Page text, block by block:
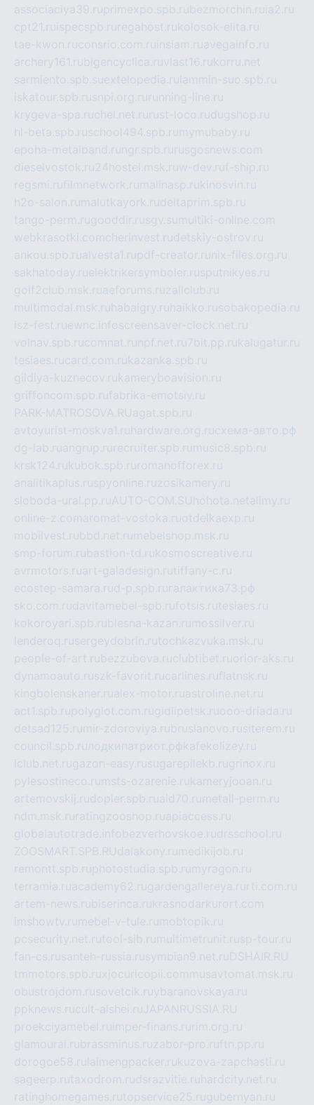
associaciya39.ruprimexpo.spb.rubezmorchin.ru ia2.ru
cpt21.ru ispecspb.ru regahost.rukolosok-elita.ru
tae-kwon.ruconsrio.com.ru insiam.ruavegainfo.ru
archery161.rubigencyclica.ruvlast16.rukorru.net
sarmiento.spb.suextelopedia.ru lammin-suo.spb.ru
iskatour.spb.rusnpi.org.ru running-line.ru
krygeva-spa.ruchel.net.ru rust-loco.rudugshop.ru
hl-beta.spb.ruschool494.spb.ru mymubaby.ru
epoha-metalband.ru ngr.spb.ru rusgosnews.com
dieselvostok.ru24hostel.msk.ruw-dev.ruf-ship.ru
regsmi.rufilmnetwork.ru malinasp.rukinosvin.ru
h2o-salon.ru malutkayork.rudeltaprim.spb.ru
tango-perm.rugooddir.rusgv.su multiki-online.com
webkrasotki.comcherinvest.rudetskiy-ostrov.ru
ankou.spb.rualvesta1.rupdf-creator.ru nix-files.org.ru
sakhatoday.ruelektrikersymboler.rusputnikyes.ru
golf2club.msk.ruaeforums.ruzallclub.ru
multimodal.msk.ru habaigry.ru haikko.rusobakopedia.ru
isz-fest.ruewnc.infoscreensaver-clock.net.ru
volnav.spb.rucomnat.ru npf.net.ru7bit.pp.rukalugatur.ru
tesiaes.rucard.com.rukazanka.spb.ru
gildiya-kuznecov.rukameryboavision.ru
griffoncom.spb.rufabrika-emotsiy.ru
PARK-MATROSOVA.RUagat.spb.ru
avtoyurist-moskva1.ru hardware.org.ruсхема-авто.рф
dg-lab.ruangrup.ru recruiter.spb.ru music8.spb.ru
krsk124.rukubok.spb.ru romanofforex.ru
analitikaplus.ruspyonline.ruzosikamery.ru
sloboda-ural.pp.ruAUTO-COM.SU hohota.netalimy.ru
online-z.comaromat-vostoka.ruotdelkaexp.ru
mobilvest.rubbd.net.ru mebelshop.msk.ru
smp-forum.rubastion-td.rukosmoscreative.ru
avrmotors.ruart-galadesign.rutiffany-c.ru
ecostep-samara.rud-p.spb.ru галактика73.рф
sko.com.rudavitamebel-spb.rufotsis.rutesiaes.ru
kokoroyari.spb.rublesna-kazan.ru mossilver.ru
lenderoq.rusergeydobrin.rutochkazvuka.msk.ru
people-of-art.rubezzubova.ruclubtibet.ruorior-aks.ru
dynamoauto.ruszk-favorit.rucarlines.ruflatnsk.ru
kingbolenskaner.rualex-motor.ruastroline.net.ru
act1.spb.rupolyglot.com.rugidlipetsk.ruooo-driada.ru
detsad125.ru mir-zdoroviya.rubruslanovo.rusiterem.ru
council.spb.ruлодкипатриот.рфkafekolizey.ru
iclub.net.rugazon-easy.rusugarepilekb.rugrinox.ru
pylesostineco.ru msts-ozarenie.rukameryjooan.ru
artemovskij.rudopler.spb.ruaid70.ru metall-perm.ru
ndm.msk.ru ratingzooshop.ruapiaccess.ru
globalautotrade.info bezverhovskoe.rudrsschool.ru
ZOOSMART.SPB.RUdalakony.ru medikijob.ru
remontt.spb.ruphotostudia.spb.ru myragon.ru
terramia.ruacademy62.rugardengallereya.ru rti.com.ru
artem-news.rubiserinca.rukrasnodarkurort.com
imshowtv.ru mebel-v-tule.ru mobtopik.ru
pcsecurity.net.rutool-sib.ru multimetrunit.rusp-tour.ru
fan-cs.rusanteh-russia.rusymbian9.net.ruDSHAIR.RU
tmmotors.spb.ruxjocuricopii.com musavtomat.msk.ru
obustrojdom.rusovetcik.ruybaranovskaya.ru
ppknews.rucult-alshei.ruJAPANRUSSIA.RU
proekciyamebel.ru imper-finans.ru rim.org.ru
glamourai.rubrassminus.ruzabor-pro.ruftn.pp.ru
dorogoe58.ru laimengpacker.rukuzova-zapchasti.ru
sageerp.rutaxodrom.rudsrazvitie.ru hardcity.net.ru
ratinghomegames.rutopservice25.rugubernyan.ru